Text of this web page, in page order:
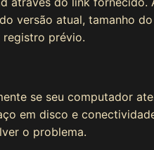
versão atual, tamanho
prévio.
se seu computador
em disco e
o problema.